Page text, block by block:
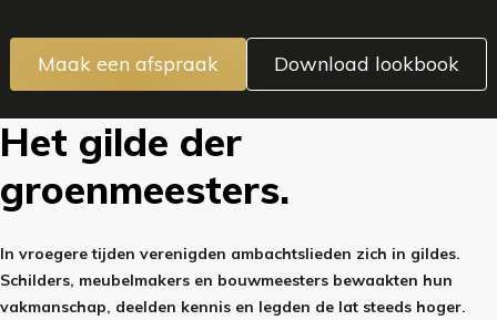
Maak een afspraak Download lookbook
Het gilde der
groenmeesters.
In vroegere tijden verenigden ambachtslieden zich in gildes.
Schilders, meubelmakers en bouwmeesters bewaakten hun
vakmanschap, deelden kennis en legden de lat steeds hoger.